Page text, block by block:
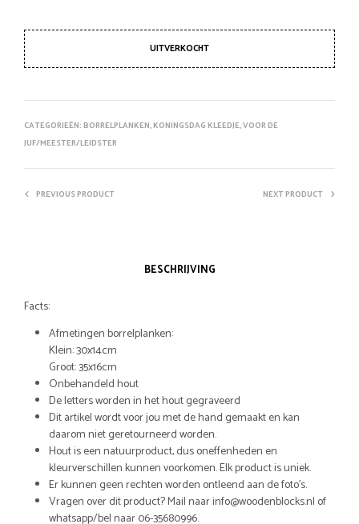
UITVERKOCHT
CATEGORIEËN:BORRELPLANKEN,KONINGSDAG KLEEDJE,VOOR DE
JUF/MEESTER/LEIDSTER
PREVIOUS PRODUCT NEXT PRODUCT
BESCHRIJVING
Facts:
Afmetingen borrelplanken:
Klein: 30x14cm
Groot: 35x16cm
Onbehandeld hout
De letters worden in het hout gegraveerd
Dit artikel wordt voor jou met de hand gemaakt en kan
daarom niet geretourneerd worden.
Hout is een natuurproduct, dus oneffenheden en
kleurverschillen kunnen voorkomen. Elk product is uniek.
Er kunnen geen rechten worden ontleend aan de foto’s.
Vragen over dit product? Mail naar info@woodenblocks.nl of
whatsapp/bel naar 06-35680996.